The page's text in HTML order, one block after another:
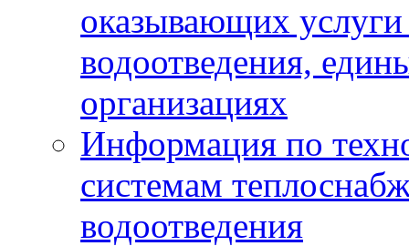
оказывающих
водоотведения,
организациях
Информация по
системам
водоотведения